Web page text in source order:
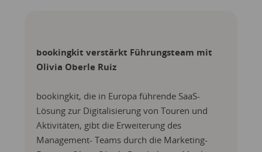
bookingkit verstärkt Führungsteam mit
Olivia Oberle Ruiz
bookingkit, die in Europa führende SaaS-
Lösung zur Digitalisierung von Touren und
Aktivitäten, gibt die Erweiterung des
Management- Teams durch die Marketing-